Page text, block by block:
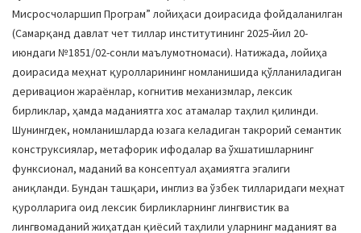
Миcросчоларшип Програм” лойиҳаси доирасида фойдаланилган
(Самарқанд давлат чет тиллар институтининг 2025-йил 20-
июндаги №1851/02-сонли маълумотномаси). Натижада, лойиҳа
доирасида меҳнат қуролларининг номланишида қўлланиладиган
деривацион жараёнлар, когнитив механизмлар, лексик
бирликлар, ҳамда маданиятга хос атамалар таҳлил қилинди.
Шунингдек, номланишларда юзага келадиган такрорий семантик
конструксиялар, метафорик ифодалар ва ўхшатишларнинг
функсионал, маданий ва консептуал аҳамиятга эгалиги
аниқланди. Бундан ташқари, инглиз ва ўзбек тилларидаги меҳнат
қуролларига оид лексик бирликларнинг лингвистик ва
лингвомаданий жиҳатдан қиёсий таҳлили уларнинг маданият ва